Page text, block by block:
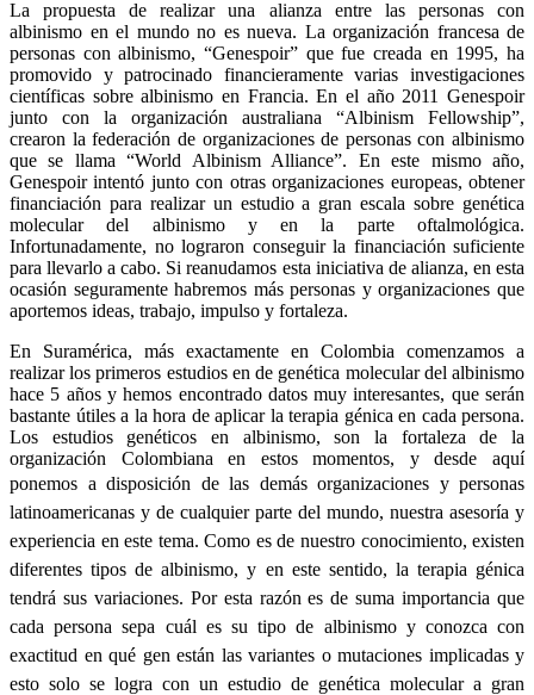
La propuesta de realizar una alianza entre las personas con
albinismo en el mundo no es nueva. La organización francesa de
personas con albinismo, “Genespoir” que fue creada en 1995, ha
promovido y patrocinado financieramente varias investigaciones
científicas sobre albinismo en Francia. En el año 2011 Genespoir
junto con la organización australiana “Albinism Fellowship”,
crearon la federación de organizaciones de personas con albinismo
que se llama “World Albinism Alliance”. En este mismo año,
Genespoir intentó junto con otras organizaciones europeas, obtener
financiación para realizar un estudio a gran escala sobre genética
molecular del albinismo y en la parte oftalmológica.
Infortunadamente, no lograron conseguir la financiación suficiente
para llevarlo a cabo. Si reanudamos esta iniciativa de alianza, en esta
ocasión seguramente habremos más personas y organizaciones que
aportemos ideas, trabajo, impulso y fortaleza.
En Suramérica, más exactamente en Colombia comenzamos a
realizar los primeros estudios en de genética molecular del albinismo
hace 5 años y hemos encontrado datos muy interesantes, que serán
bastante útiles a la hora de aplicar la terapia génica en cada persona.
Los estudios genéticos en albinismo, son la fortaleza de la
organización Colombiana en estos momentos, y desde aquí
ponemos a disposición de las demás organizaciones y personas
latinoamericanas y de cualquier parte del mundo, nuestra asesoría y
experiencia eneste tema. Como esde nuestro conocimiento,existen
diferentes tipos dealbinismo, y en este sentido, la terapia génica
tendrá sus variaciones. Por esta razón es desuma importancia que
cada personasepa cuál es su tipo de albinismoy conozca con
exactitud en qué gen están las variantes o mutaciones implicadasy
esto solo se logra con un estudio de genética molecular a gran